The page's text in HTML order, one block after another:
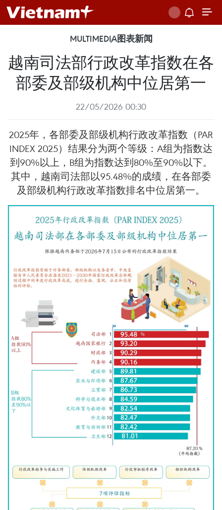
MULTIMEDIA图表新闻
越南司法部行政改革指数在各
部委及部级机构中位居第一
22/05/2026 00:30
2025年，各部委及部级机构行政改革指数（PAR
INDEX 2025）结果分为两个等级：A组为指数达
到90%以上，B组为指数达到80%至90%以下。
其中，越南司法部以95.48%的成绩，在各部委
及部级机构行政改革指数排名中位居第一。